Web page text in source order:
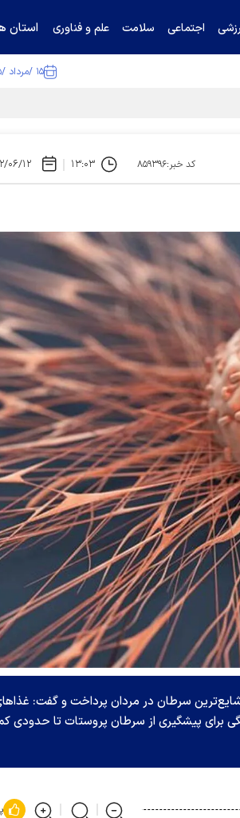
اجتماعی سلامت علم و فناوری استان
۱۵ /مرداد /۱۴۰۵
کد خبر:۸۵۹۳۹۶ ۱۳:۰۳ ۱۴۰۲/
سرطان در مردان پرداخت و گفت:
برای پیشگیری از سرطان پروستات تا حدودی